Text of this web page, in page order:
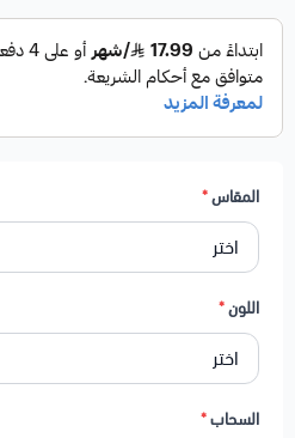
المقاس*
اللون*
السحاب*